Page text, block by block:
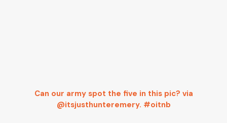
Can our army spot the five in this pic? via
@itsjusthunteremery. #oitnb